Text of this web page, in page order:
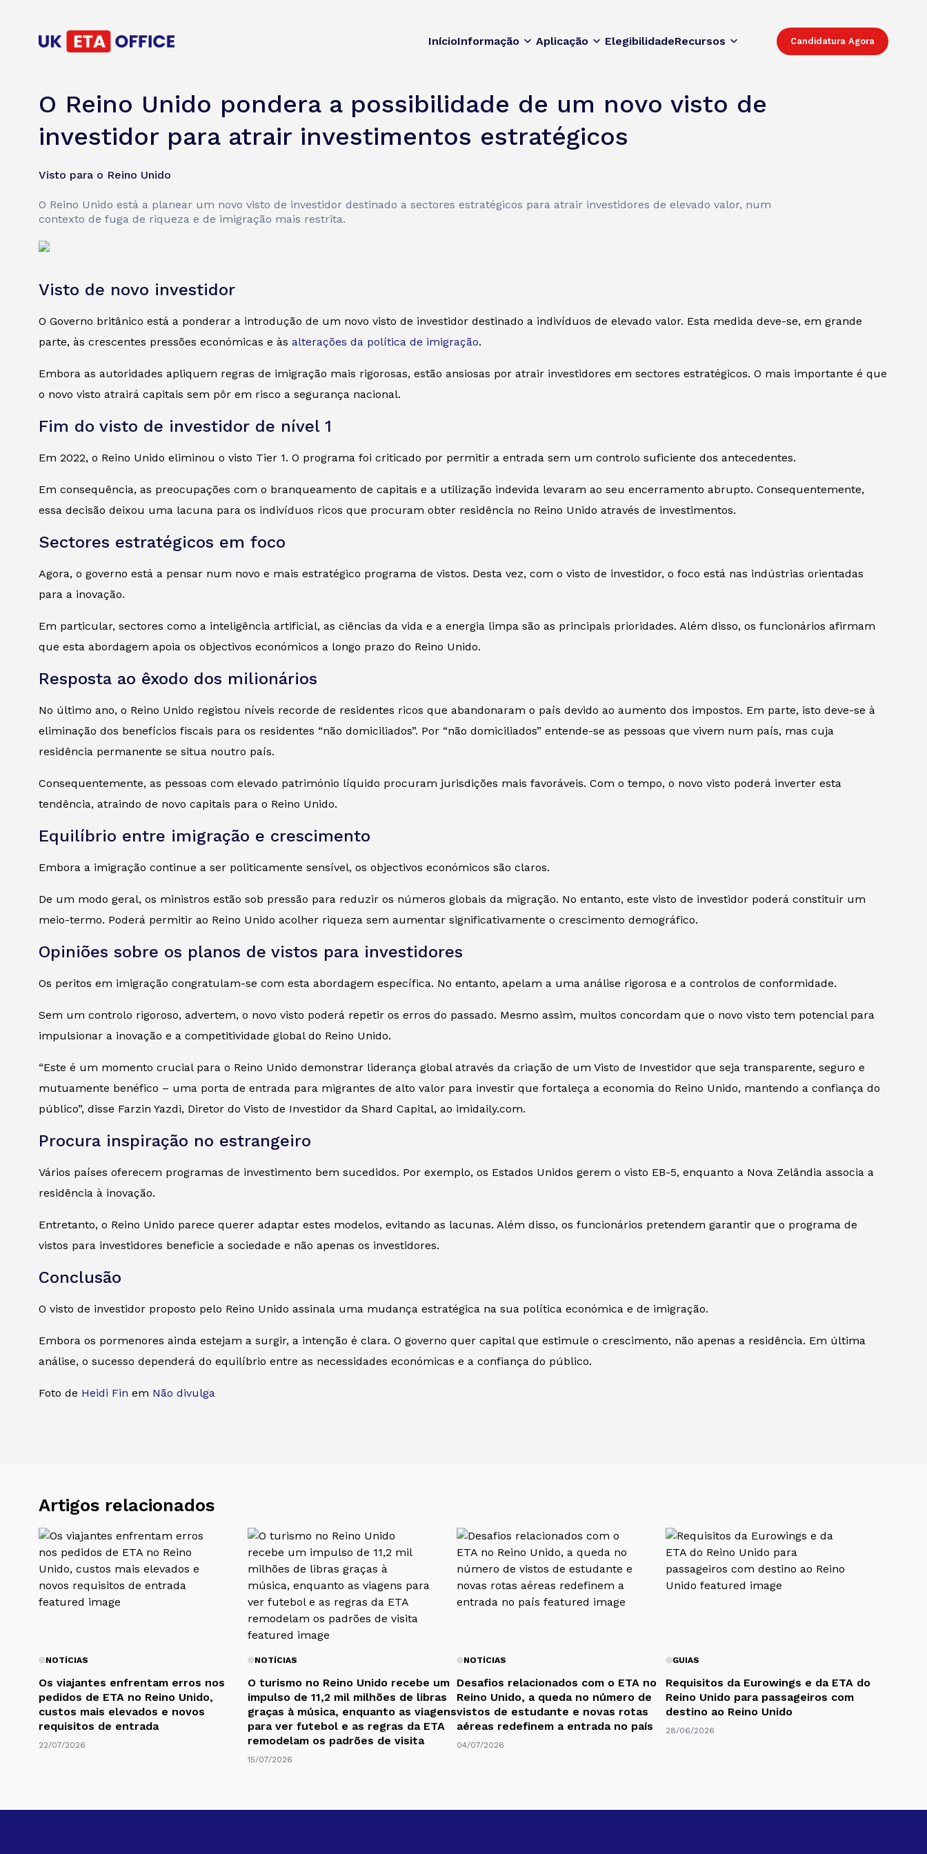
InícioInformação Aplicação ElegibilidadeRecursos Candidatura Agora
O Reino Unido pondera a possibilidade de um novo visto de
investidor para atrair investimentos estratégicos
Visto para o Reino Unido
O Reino Unido está a planear um novo visto de investidor destinado a sectores estratégicos para atrair investidores de elevado valor, num
contexto de fuga de riqueza e de imigração mais restrita.
Visto de novo investidor
O Governo britânico está a ponderar a introdução de um novo visto de investidor destinado a indivíduos de elevado valor. Esta medida deve-se, em grande
parte, às crescentes pressões económicas e às alterações da política de imigração.
Embora as autoridades apliquem regras de imigração mais rigorosas, estão ansiosas por atrair investidores em sectores estratégicos. O mais importante é que
o novo visto atrairá capitais sem pôr em risco a segurança nacional.
Fim do visto de investidor de nível 1
Em 2022, o Reino Unido eliminou o visto Tier 1. O programa foi criticado por permitir a entrada sem um controlo suficiente dos antecedentes.
Em consequência, as preocupações com o branqueamento de capitais e a utilização indevida levaram ao seu encerramento abrupto. Consequentemente,
essa decisão deixou uma lacuna para os indivíduos ricos que procuram obter residência no Reino Unido através de investimentos.
Sectores estratégicos em foco
Agora, o governo está a pensar num novo e mais estratégico programa de vistos. Desta vez, com o visto de investidor, o foco está nas indústrias orientadas
para a inovação.
Em particular, sectores como a inteligência artificial, as ciências da vida e a energia limpa são as principais prioridades. Além disso, os funcionários afirmam
que esta abordagem apoia os objectivos económicos a longo prazo do Reino Unido.
Resposta ao êxodo dos milionários
No último ano, o Reino Unido registou níveis recorde de residentes ricos que abandonaram o país devido ao aumento dos impostos. Em parte, isto deve-se à
eliminação dos benefícios fiscais para os residentes “não domiciliados”. Por “não domiciliados” entende-se as pessoas que vivem num país, mas cuja
residência permanente se situa noutro país.
Consequentemente, as pessoas com elevado património líquido procuram jurisdições mais favoráveis. Com o tempo, o novo visto poderá inverter esta
tendência, atraindo de novo capitais para o Reino Unido.
Equilíbrio entre imigração e crescimento
Embora a imigração continue a ser politicamente sensível, os objectivos económicos são claros.
De um modo geral, os ministros estão sob pressão para reduzir os números globais da migração. No entanto, este visto de investidor poderá constituir um
meio-termo. Poderá permitir ao Reino Unido acolher riqueza sem aumentar significativamente o crescimento demográfico.
Opiniões sobre os planos de vistos para investidores
Os peritos em imigração congratulam-se com esta abordagem específica. No entanto, apelam a uma análise rigorosa e a controlos de conformidade.
Sem um controlo rigoroso, advertem, o novo visto poderá repetir os erros do passado. Mesmo assim, muitos concordam que o novo visto tem potencial para
impulsionar a inovação e a competitividade global do Reino Unido.
“Este é um momento crucial para o Reino Unido demonstrar liderança global através da criação de um Visto de Investidor que seja transparente, seguro e
mutuamente benéfico – uma porta de entrada para migrantes de alto valor para investir que fortaleça a economia do Reino Unido, mantendo a confiança do
público”, disse Farzin Yazdi, Diretor do Visto de Investidor da Shard Capital, ao imidaily.com.
Procura inspiração no estrangeiro
Vários países oferecem programas de investimento bem sucedidos. Por exemplo, os Estados Unidos gerem o visto EB-5, enquanto a Nova Zelândia associa a
residência à inovação.
Entretanto, o Reino Unido parece querer adaptar estes modelos, evitando as lacunas. Além disso, os funcionários pretendem garantir que o programa de
vistos para investidores beneficie a sociedade e não apenas os investidores.
Conclusão
O visto de investidor proposto pelo Reino Unido assinala uma mudança estratégica na sua política económica e de imigração.
Embora os pormenores ainda estejam a surgir, a intenção é clara. O governo quer capital que estimule o crescimento, não apenas a residência. Em última
análise, o sucesso dependerá do equilíbrio entre as necessidades económicas e a confiança do público.
Foto de Heidi Fin em Não divulga
Artigos relacionados
NOTÍCIAS
Os viajantes enfrentam erros nos
pedidos de ETA no Reino Unido,
custos mais elevados e novos
requisitos de entrada
22/07/2026
NOTÍCIAS
O turismo no Reino Unido recebe um
impulso de 11,2 mil milhões de libras
graças à música, enquanto as viagens
para ver futebol e as regras da ETA
remodelam os padrões de visita
15/07/2026
NOTÍCIAS
Desafios relacionados com o ETA no
Reino Unido, a queda no número de
vistos de estudante e novas rotas
aéreas redefinem a entrada no país
04/07/2026
GUIAS
Requisitos da Eurowings e da ETA do
Reino Unido para passageiros com
destino ao Reino Unido
28/06/2026